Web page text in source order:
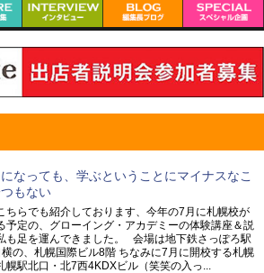
なっても、学ぶということにマイナスなこ
もない
ちらでも紹介しております、今年の7月に札幌校が
予定の、グローイング・アカデミーの体験講座＆説
も足を運んできました。 会場は地下鉄さっぽろ駅
の、札幌国際ビル8階 ちなみに7月に開校する札幌
幌駅北口・北7西4KDXビル（笑笑の入っ...